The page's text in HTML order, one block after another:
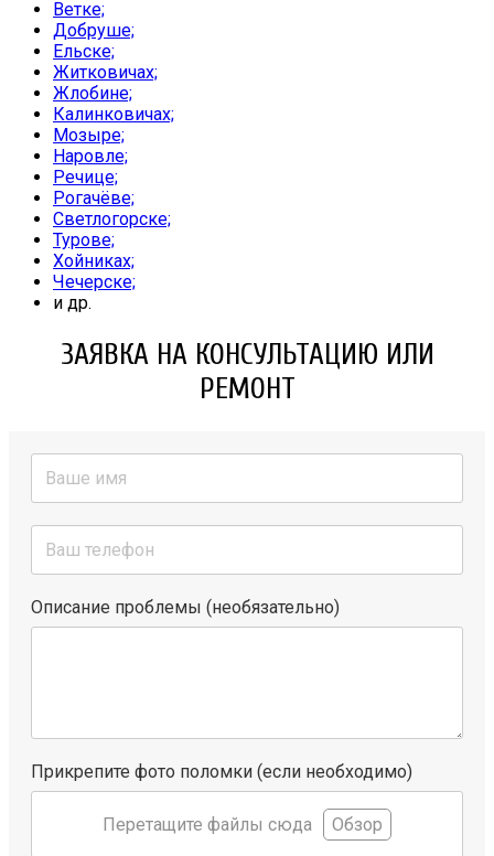
Ветке;
Добруше;
Ельске;
Житковичах;
Жлобине;
Калинковичах;
Мозыре;
Наровле;
Речице;
Рогачёве;
Светлогорске;
Турове;
Хойниках;
Чечерске;
и др.
ЗАЯВКА НА КОНСУЛЬТАЦИЮ ИЛИ
РЕМОНТ
Описание проблемы (необязательно)
Прикрепите фото поломки (если необходимо)
Перетащите файлы сюда Обзор